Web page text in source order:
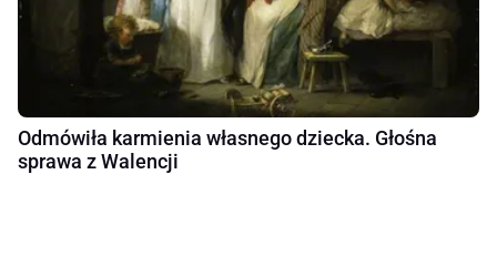
Odmówiła karmienia własnego dziecka. Głośna
sprawa z Walencji